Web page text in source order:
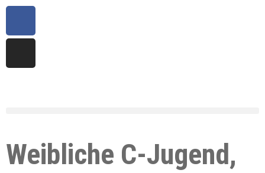
Weibliche C-Jugend,